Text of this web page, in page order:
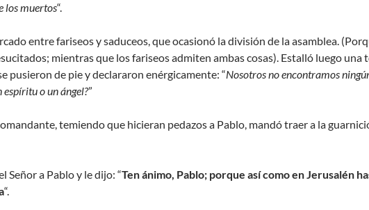
los muertos“.
entre fariseos y saduceos, que ocasionó la división de la asamblea.
mientras que los fariseos admiten ambas cosas). Estalló luego
pusieron de pie y declararon enérgicamente: “Nosotros no encontramos
espíritu o un ángel?”
temiendo que hicieran pedazos a Pablo, mandó traer a la
Señor a Pablo y le dijo: “Ten ánimo, Pablo; porque así como en Jerusalén
“.